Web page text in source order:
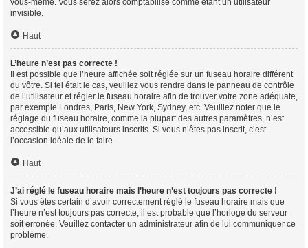
vous-même. Vous serez alors comptabilisé comme étant un utilisateur
invisible.
Haut
L’heure n’est pas correcte !
Il est possible que l’heure affichée soit réglée sur un fuseau horaire différent
du vôtre. Si tel était le cas, veuillez vous rendre dans le panneau de contrôle
de l’utilisateur et régler le fuseau horaire afin de trouver votre zone adéquate,
par exemple Londres, Paris, New York, Sydney, etc. Veuillez noter que le
réglage du fuseau horaire, comme la plupart des autres paramètres, n’est
accessible qu’aux utilisateurs inscrits. Si vous n’êtes pas inscrit, c’est
l’occasion idéale de le faire.
Haut
J’ai réglé le fuseau horaire mais l’heure n’est toujours pas correcte !
Si vous êtes certain d’avoir correctement réglé le fuseau horaire mais que
l’heure n’est toujours pas correcte, il est probable que l’horloge du serveur
soit erronée. Veuillez contacter un administrateur afin de lui communiquer ce
problème.